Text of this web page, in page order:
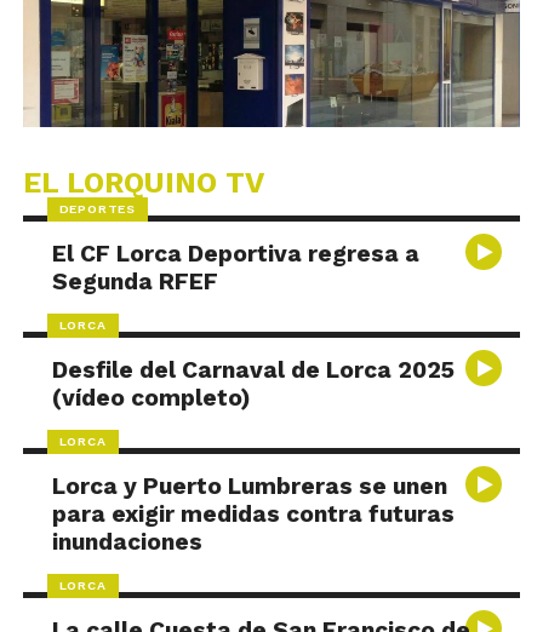
EL LORQUINO TV
DEPORTES
El CF Lorca Deportiva regresa a
Segunda RFEF
LORCA
Desfile del Carnaval de Lorca 2025
(vídeo completo)
LORCA
Lorca y Puerto Lumbreras se unen
para exigir medidas contra futuras
inundaciones
LORCA